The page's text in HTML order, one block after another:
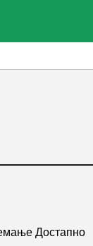
Достапно